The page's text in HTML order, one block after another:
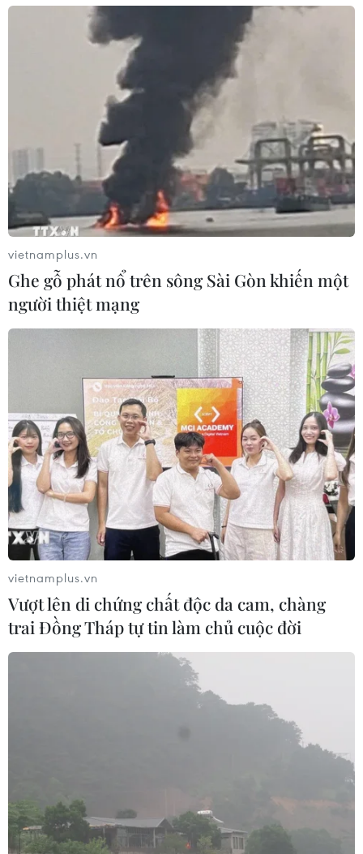
vietnamplus.vn
Ghe gỗ phát nổ trên sông Sài Gòn khiến một
người thiệt mạng
vietnamplus.vn
Vượt lên di chứng chất độc da cam, chàng
trai Đồng Tháp tự tin làm chủ cuộc đời